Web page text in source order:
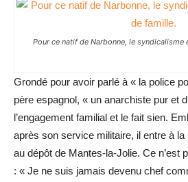
Pour ce natif de Narbonne, le syndicalisme
Grondé pour avoir parlé à « la police
père espagnol, « un anarchiste pur et
l’engagement familial et le fait sien.
après son service militaire, il entre à
au dépôt de Mantes-la-Jolie. Ce n’est
: « Je ne suis jamais devenu chef